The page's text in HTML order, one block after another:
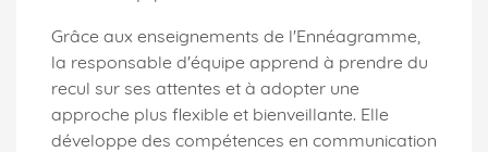
Grâce aux enseignements de l'Ennéagramme,
la responsable d'équipe apprend à prendre du
recul sur ses attentes et à adopter une
approche plus flexible et bienveillante. Elle
développe des compétences en communication